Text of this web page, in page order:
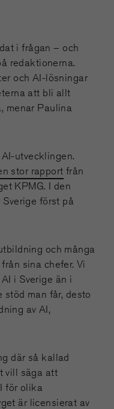
i frågan – och
redaktionerna.
och AI-lösningar
att bli allt
menar Paulina
utvecklingen.
stor rapport från
KPMG. I den
först på
och många
sina chefer. Vi
i Sverige än i
stöd man får, desto
av AI,
där så kallad
vill säga att
för olika
är licensierat av